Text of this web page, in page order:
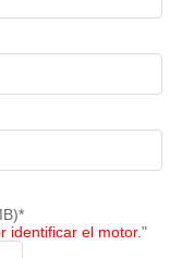
identificar el motor."